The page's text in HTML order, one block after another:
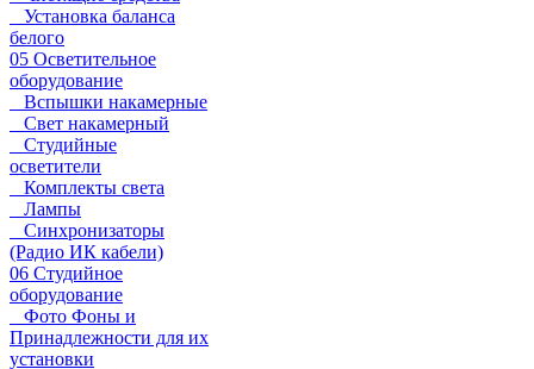
Установка баланса
белого
05 Осветительное
оборудование
Вспышки накамерные
Свет накамерный
Студийные
осветители
Комплекты света
Лампы
Синхронизаторы
(Радио ИК кабели)
06 Студийное
оборудование
Фото Фоны и
Принадлежности для их
установки